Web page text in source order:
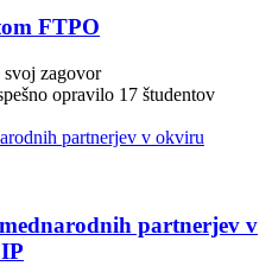
FTPO
svoj zagovor
opravilo 17 študentov
partnerjev v